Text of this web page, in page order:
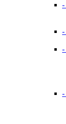
-
-
-
-